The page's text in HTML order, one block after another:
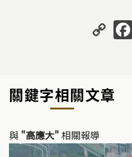
C
o
y
Li
k
關鍵字相關文章
與 "高應大" 相關報導